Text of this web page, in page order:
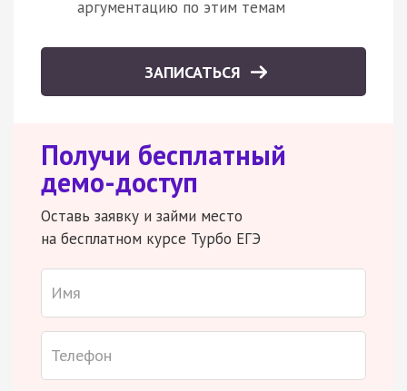
аргументацию по этим темам
ЗАПИСАТЬСЯ
Получи бесплатный
демо-доступ
Оставь заявку и займи место
на бесплатном курсе Турбо ЕГЭ